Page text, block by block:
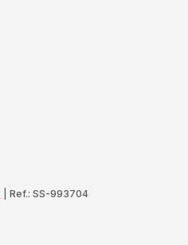
Ref.: SS-993704